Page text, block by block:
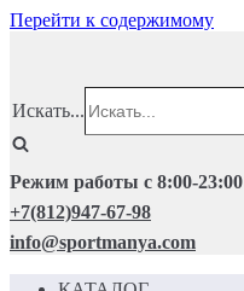
Перейти к содержимому
Искать...
Режим работы с 8:00-23:00
+7(812)947-67-98
info@sportmanya.com